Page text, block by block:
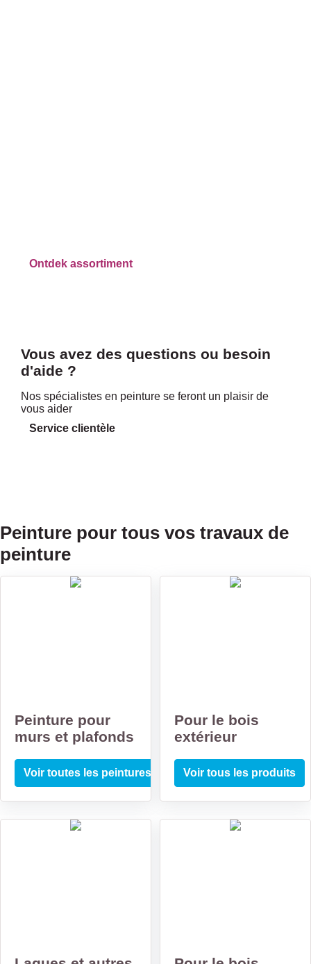
Ontdek assortiment
Vous avez des questions ou besoin
d'aide ?
Nos spécialistes en peinture se feront un plaisir de
vous aider
Service clientèle
Peinture pour tous vos travaux de
peinture
Peinture pour
murs et plafonds
Voir toutes les peintures
Pour le bois
extérieur
Voir tous les produits